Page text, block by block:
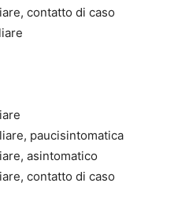
contatto di caso
paucisintomatica
asintomatico
contatto di caso